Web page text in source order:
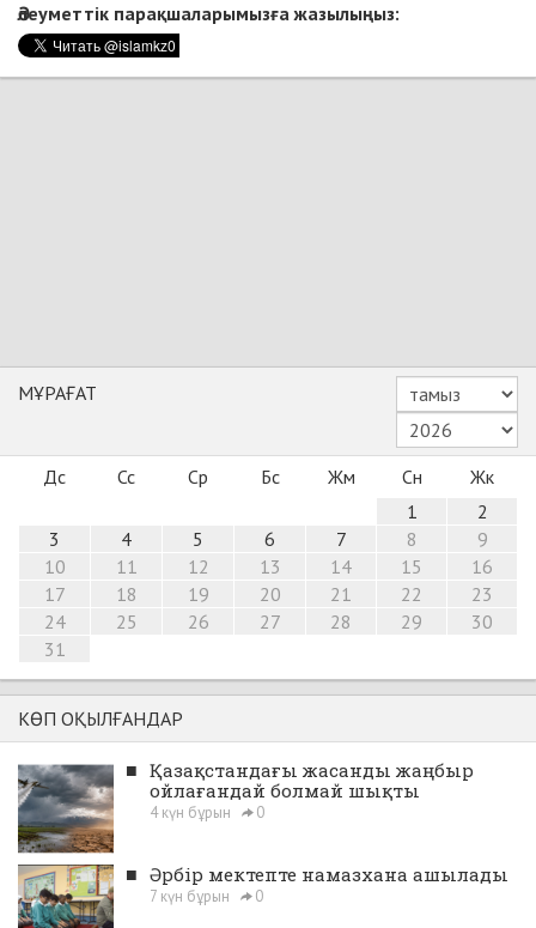
Әлеуметтік парақшаларымызға жазылыңыз:
МҰРАҒАТ
Дс Сс Ср Бс Жм Сн
Жк
1
2
3
4 5 6 7 8
9
10
11 12 13 14 15
16
17
18 19 20 21 22
23
24
25 26 27 28 29
30
31
КӨП ОҚЫЛҒАНДАР
■ Қазақстандағы жасанды жаңбыр
ойлағандай болмай шықты
4 күн бұрын 0
■ Әрбір мектепте намазхана ашылады
7 күн бұрын 0